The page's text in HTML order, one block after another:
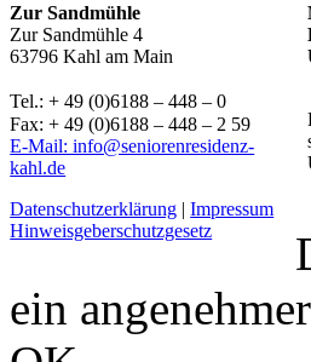
Zur Sandmühle
Zur Sandmühle 4
63796 Kahl am Main
Tel.: + 49 (0)6188 – 448 – 0
Fax: + 49 (0)6188 – 448 – 2 59
E-Mail: info@seniorenresidenz-
kahl.de
Datenschutzerklärung |Impressum
Hinweisgeberschutzgesetz
ein